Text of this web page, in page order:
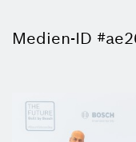
Medien-ID